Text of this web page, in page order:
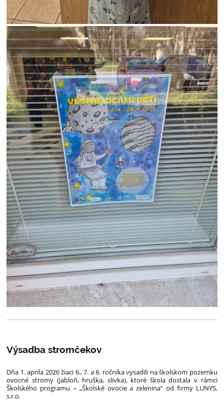
Výsadba stromčekov
Dňa 1. apríla 2026 žiaci 6., 7. a 8. ročníka vysadili na školskom pozemku
ovocné stromy (jabloň, hruška, slivka), ktoré škola dostala v rámci
Školského programu – „Školské ovocie a zelenina“ od firmy LUNYS,
s.r.o.